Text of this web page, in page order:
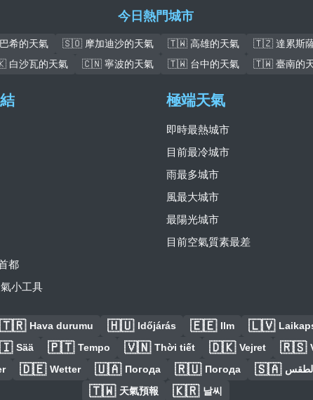
今日熱門城市
希的天氣 🇸🇴 摩加迪沙的天氣 🇹🇼 高雄的天氣
🇹🇿 達累斯
白沙瓦的天氣
🇨🇳 寧波的天氣 🇹🇼 台中的天氣 🇹🇼 臺南的
都
小工具
極端天氣
即時最熱城市
目前最冷城市
雨最多城市
風最大城市
最陽光城市
目前空氣質素最差
🇹🇷 Hava durumu 🇭🇺 Időjárás 🇪🇪 Ilm 🇱🇻
Sää 🇵🇹 Tempo 🇻🇳 Thời tiết 🇩🇰 Vejret 🇷🇸
🇩🇪 Wetter 🇺🇦 Погода 🇷🇺 Погода 🇸🇦
🇹🇼 天氣預報 🇰🇷 날씨